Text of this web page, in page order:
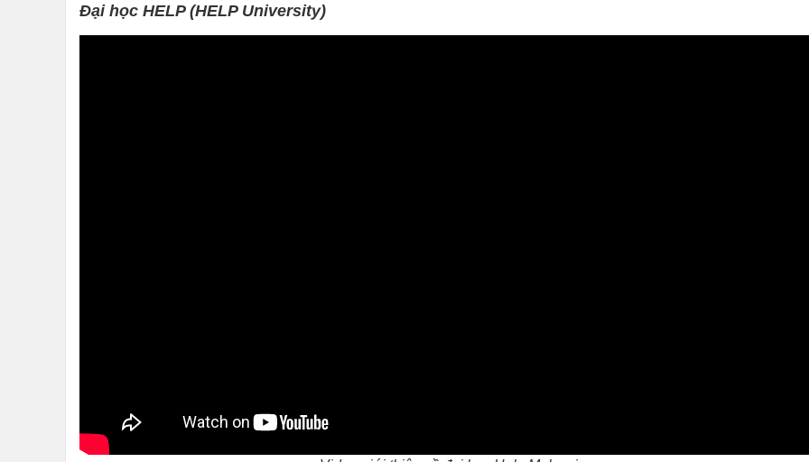
Đại học HELP (HELP University)